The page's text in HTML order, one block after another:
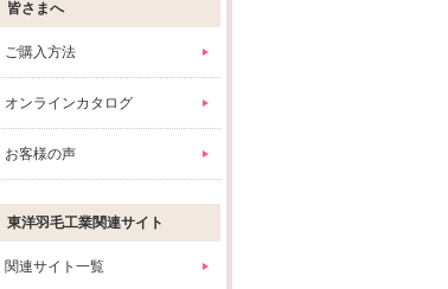
皆さまへ
ご購入方法
オンラインカタログ
お客様の声
東洋羽毛工業関連サイト
関連サイト一覧